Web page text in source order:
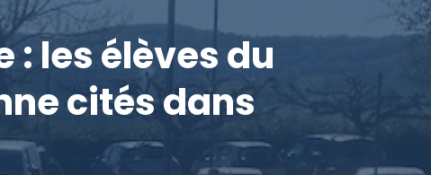
les élèves du
cités dans